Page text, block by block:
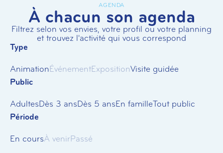
AGENDA
À chacun son agenda
Filtrez selon vos envies, votre profil ou votre planning
et trouvez l'activité qui vous correspond
Type
AnimationÉvénementExpositionVisite guidée
Public
AdultesDès 3 ansDès 5 ansEn familleTout public
Période
En coursÀ venirPassé